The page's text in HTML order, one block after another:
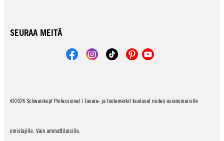
SEURAA MEITÄ
©2026 Schwarzkopf Professional | Tavara- ja tuotemerkit kuuluvat niiden asianomaisille
omistajille. Vain ammattilaisille.